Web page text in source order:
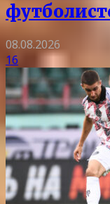
08.08.2026
16